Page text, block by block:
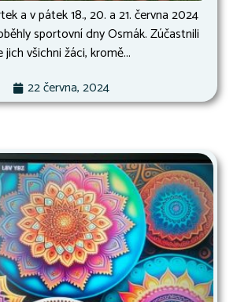
a v pátek 18., 20. a 21. června 2024
sportovní dny Osmák. Zúčastnili
jich všichni žáci, kromě...
22 června, 2024